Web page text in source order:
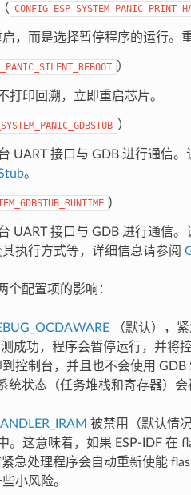
，而是选择暂停程序的运行。
）
打印回溯，立即重启芯片。
）
UART 接口与 GDB 进行通信
。
)
UART 接口与 GDB 进行通信
执行方式等，详细信息请参阅
个配置项的影响：
（默认），紧
成功，程序会暂停运行，并将
控制台，并且也不会使用 GDB
统状态（任务堆栈和寄存器）会
被禁用（默认情
。这意味着，如果 ESP-IDF 在
急处理程序会自动重新使能
小风险。